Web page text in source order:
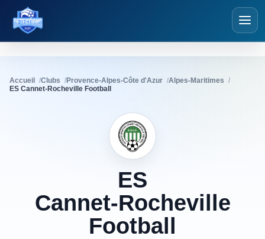
Détections Foot
Accueil Clubs Provence-Alpes-Côte d'Azur
Alpes-Maritimes
ES Cannet-Rocheville Football
ES
Cannet-Rocheville
Football